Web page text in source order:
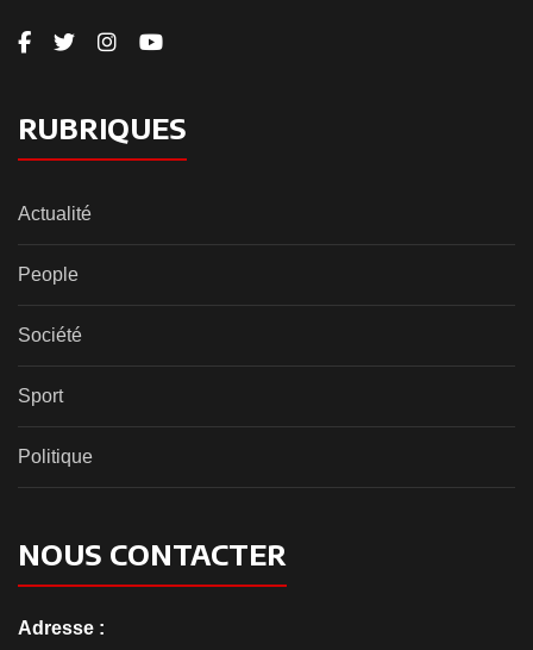
RUBRIQUES
Actualité
People
Société
Sport
Politique
NOUS CONTACTER
Adresse :